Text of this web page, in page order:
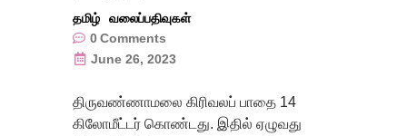
தமிழ்
வலைப்பதிவுகள்
0Comments
June 26, 2023
திருவண்ணாமலை கிரிவலப் பாதை 14
கிலோமீட்டர் கொண்டது. இதில் ஏழுவது